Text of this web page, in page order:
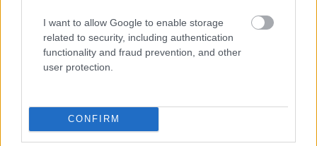
I want to allow Google to enable storage
related to security, including authentication
functionality and fraud prevention, and other
user protection.
CONFIRM
CsakMintTe 2015.12.29 19:17:18
Wazzzeee... nem érdekel, ha posztert még nem lehet, az
sem érdekel, ha vótmá', de könyörgöm! A postapontos
átvételhez is külön tanfolyam kell?
1. Olyan postára rendelem a cuccot, amelyet ismerek, és
címzettet, feladót közölni, és már adják is a csomagot.
Fizetek, távozom, boldog vagyok. Se megrendelésszám